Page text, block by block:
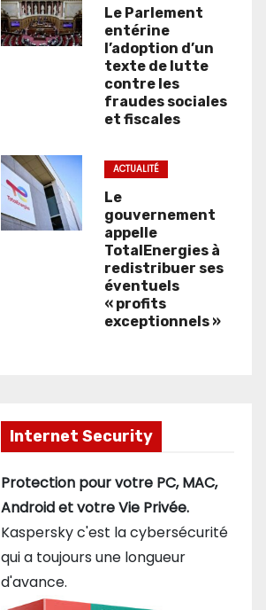
Le Parlement
entérine
l’adoption d’un
texte de lutte
contre les
fraudes sociales
et fiscales
ACTUALITÉ
Le
gouvernement
appelle
TotalEnergies à
redistribuer ses
éventuels
« profits
exceptionnels »
Internet Security
Protection pour votre PC, MAC,
Android et votre Vie Privée.
Kaspersky c'est la cybersécurité
qui a toujours une longueur
d'avance.